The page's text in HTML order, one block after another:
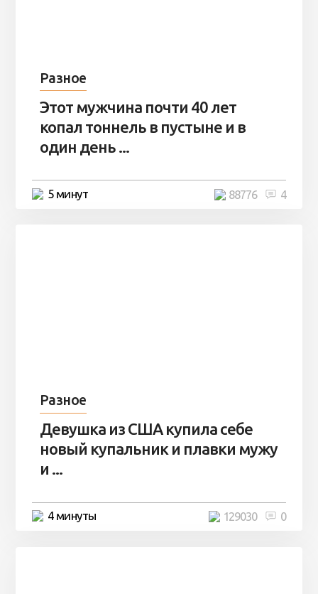
Разное
Этот мужчина почти 40 лет
копал тоннель в пустыне и в
один день ...
5 минут 4
88776
Разное
Девушка из США купила себе
новый купальник и плавки мужу
и ...
4 минуты 0
129030